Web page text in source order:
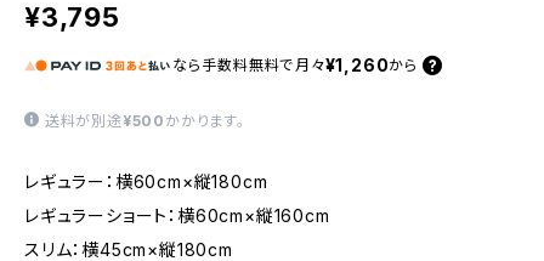
¥3,795
なら 手数料無料で 月々¥1,260から
送料が別途 ¥500 かかります。
レギュラー：横60cm×縦180cm
レギュラーショート：横60cm×縦160cm
スリム：横45cm×縦180cm